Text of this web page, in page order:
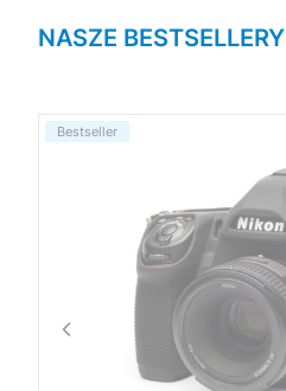
NASZE BESTSELLERY
Bestseller